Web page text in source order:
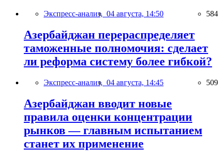
Экспресс-анализ, 04 августа, 14:50 584
Азербайджан перераспределяет
таможенные полномочия: сделает
ли реформа систему более гибкой?
Экспресс-анализ, 04 августа, 14:45 509
Азербайджан вводит новые
правила оценки концентрации
рынков — главным испытанием
станет их применение